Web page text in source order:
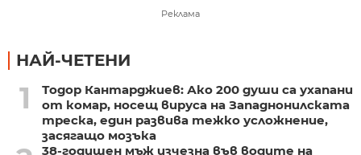
Реклама
НАЙ-ЧЕТЕНИ
1
Тодор Кантарджиев: Ако 200 души са ухапани
от комар, носещ вируса на Западнонилската
треска, един развива тежко усложнение,
засягащо мозъка
38-годишен мъж изчезна във водите на